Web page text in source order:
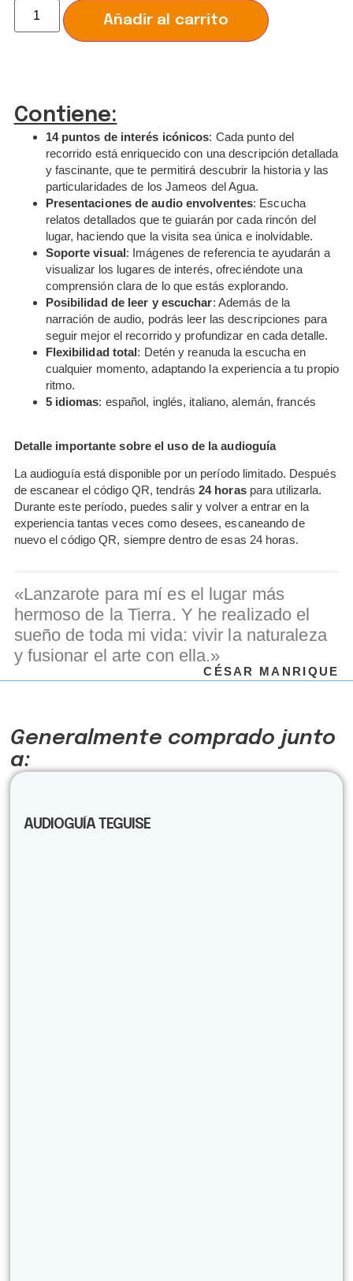
Añadir al carrito
Contiene:
14 puntos de interés icónicos: Cada punto del
recorrido está enriquecido con una descripción detallada
y fascinante, que te permitirá descubrir la historia y las
particularidades de los Jameos del Agua.
Presentaciones de audio envolventes: Escucha
relatos detallados que te guiarán por cada rincón del
lugar, haciendo que la visita sea única e inolvidable.
Soporte visual: Imágenes de referencia te ayudarán a
visualizar los lugares de interés, ofreciéndote una
comprensión clara de lo que estás explorando.
Posibilidad de leer y escuchar: Además de la
narración de audio, podrás leer las descripciones para
seguir mejor el recorrido y profundizar en cada detalle.
Flexibilidad total: Detén y reanuda la escucha en
cualquier momento, adaptando la experiencia a tu propio
ritmo.
5 idiomas: español, inglés, italiano, alemán, francés
Detalle importante sobre el uso de la audioguía
La audioguía está disponible por un período limitado. Después
de escanear el código QR, tendrás 24 horaspara utilizarla.
Durante este período, puedes salir y volver a entrar en la
experiencia tantas veces como desees, escaneando de
nuevo el código QR, siempre dentro de esas 24 horas.
«Lanzarote para mí es el lugar más
hermoso de la Tierra. Y he realizado el
sueño de toda mi vida: vivir la naturaleza
y fusionar el arte con ella.»
CÉSAR MANRIQUE
Generalmente comprado junto
a:
AUDIOGUÍA TEGUISE